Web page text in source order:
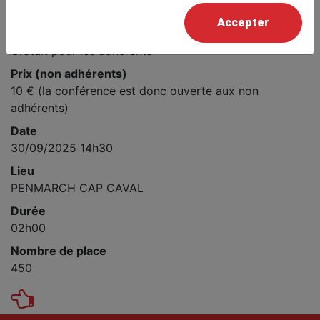
Gratuit pour les adhérents
Prix (non adhérents)
10 € (la conférence est donc ouverte aux non
adhérents)
Date
30/09/2025 14h30
Lieu
PENMARCH CAP CAVAL
Durée
02h00
Nombre de place
450
Accepter